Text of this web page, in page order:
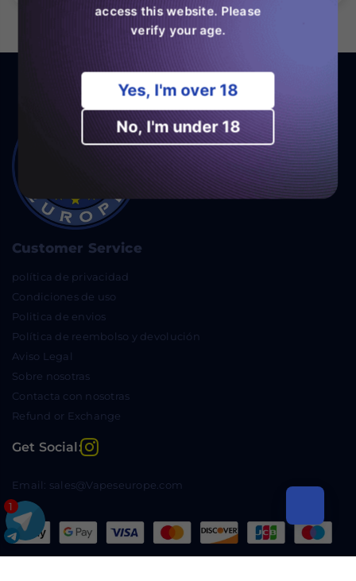
Customer Service
política de privacidad
Condiciones de uso
Politica de envios
Política de reembolso y devolución
Aviso Legal
Sobre nosotras
Contacta con nosotras
Refund or Exchange
Get Social: Instagram
Email: sales@Vapeseurope.com
1
access this website. Please
verify your age.
Yes, I'm over 18
No, I'm under 18